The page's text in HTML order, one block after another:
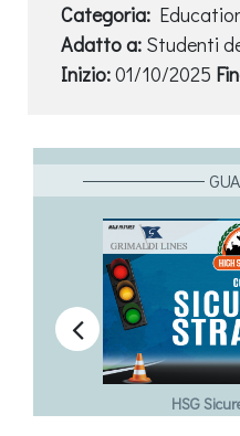
Categoria:
Adatto a: Studenti
Inizio:01/10/2025
HSG
